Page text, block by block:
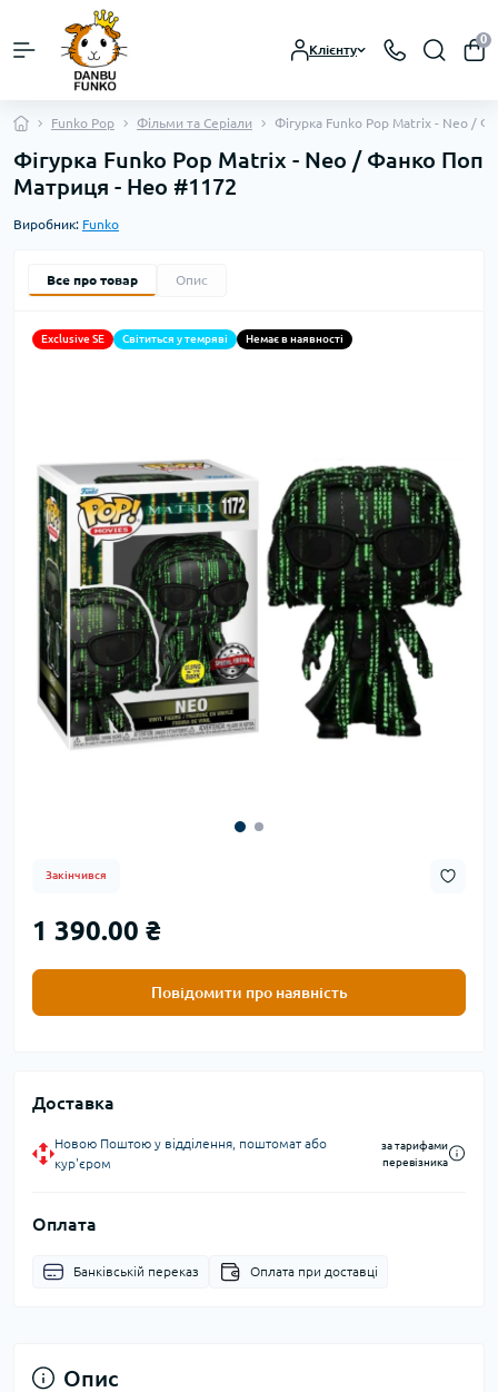
Клієнту
0
Funko Pop Фільми та Серіали Фігурка Funko Pop Matrix - Neo /
Фігурка Funko Pop Matrix - Neo / Фанко Поп
Матриця - Нео #1172
Виробник: Funko
Все про товар Опис
Exclusive SE Світиться у темряві Немає в наявності
Закінчився
1 390.00 ₴
Повідомити про наявність
Доставка
Новою Поштою у відділення, поштомат або
кур'єром
за тарифами
перевізника
Оплата
Банківській переказ Оплата при доставці
Опис